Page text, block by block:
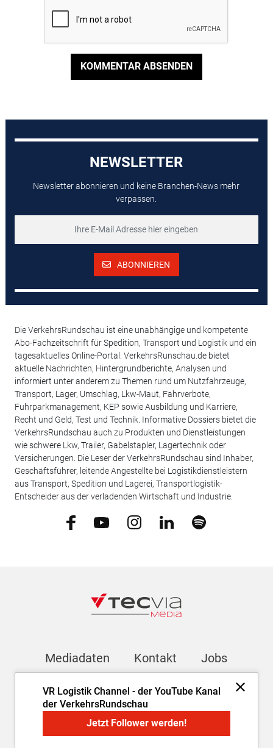
KOMMENTAR ABSENDEN
VR Logistik Channel - der YouTube Kanal
der VerkehrsRundschau
Jetzt Follower werden!
NEWSLETTER
Newsletter abonnieren und keine Branchen-News mehr
verpassen.
ABONNIEREN
Die VerkehrsRundschau ist eine unabhängige und kompetente
Abo-Fachzeitschrift für Spedition, Transport und Logistik und ein
tagesaktuelles Online-Portal. VerkehrsRunschau.de bietet
aktuelle Nachrichten, Hintergrundberichte, Analysen und
informiert unter anderem zu Themen rund um Nutzfahrzeuge,
Transport, Lager, Umschlag, Lkw-Maut, Fahrverbote,
Fuhrparkmanagement, KEP sowie Ausbildung und Karriere,
Recht und Geld, Test und Technik. Informative Dossiers bietet die
VerkehrsRundschau auch zu Produkten und Dienstleistungen
wie schwere Lkw, Trailer, Gabelstapler, Lagertechnik oder
Versicherungen. Die Leser der VerkehrsRundschau sind Inhaber,
Geschäftsführer, leitende Angestellte bei Logistikdienstleistern
aus Transport, Spedition und Lagerei, Transportlogistik-
Entscheider aus der verladenden Wirtschaft und Industrie.
Mediadaten Kontakt Jobs
Newsletter